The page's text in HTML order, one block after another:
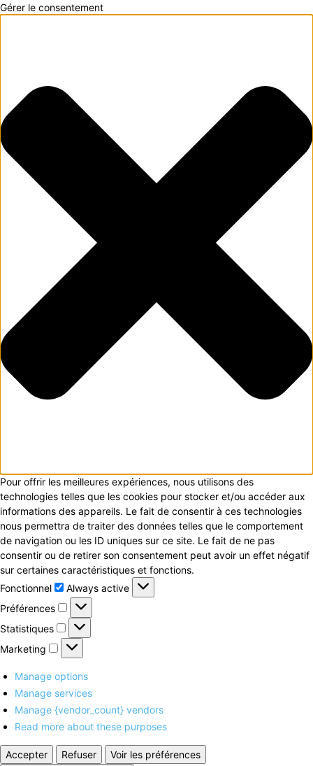
Gérer le consentement
Pour offrir les meilleures expériences, nous utilisons des
technologies telles que les cookies pour stocker et/ou accéder aux
informations des appareils. Le fait de consentir à ces technologies
nous permettra de traiter des données telles que le comportement
de navigation ou les ID uniques sur ce site. Le fait de ne pas
consentir ou de retirer son consentement peut avoir un effet négatif
sur certaines caractéristiques et fonctions.
Fonctionnel
Fonctionnel
Always active
Préférences
Préférences
Statistiques Statistiques
Marketing Marketing
Manage options
Manage services
Manage {vendor_count} vendors
Read more about these purposes
Accepter Refuser
Voir les préférences